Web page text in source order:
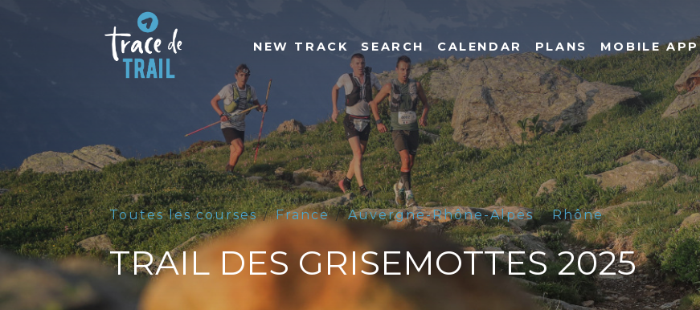
NEW TRACK SEARCH CALENDAR PLANS MOBILE APP
Toutes les courses France Auvergne-Rhône-Alpes Rhône
TRAIL DES GRISEMOTTES 2025